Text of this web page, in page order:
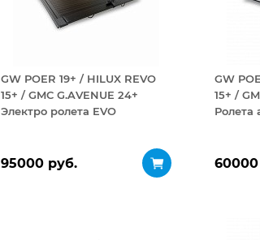
GW POER 19+ / HILUX REVO
15+ / GMC G.AVENUE 24+
Электро ролета EVO
95000 руб.
GW
15+ /
Ролета